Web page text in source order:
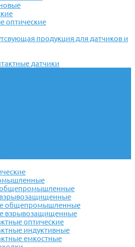
оптические
продукция для датчиков и
датчики
общепромышленные
общепромышленные
взрывозащищенные
оптические
индуктивные
емкостные